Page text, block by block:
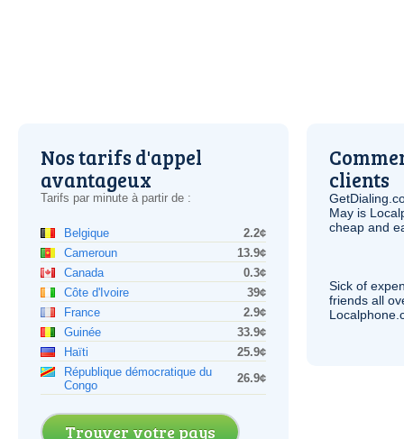
Nos tarifs d'appel
avantageux
Tarifs par minute à partir de :
Belgique
2.2¢
Cameroun
13.9¢
Canada
0.3¢
Côte d'Ivoire
39¢
France
2.9¢
Guinée
33.9¢
Haïti
25.9¢
République démocratique du
Congo
26.9¢
Trouver votre pays
clients
May is
cheap and
Sick of
friends all